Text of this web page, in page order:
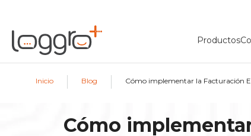
Productos
Inicio | Blog | Cómo implementar la Facturación
Cómo